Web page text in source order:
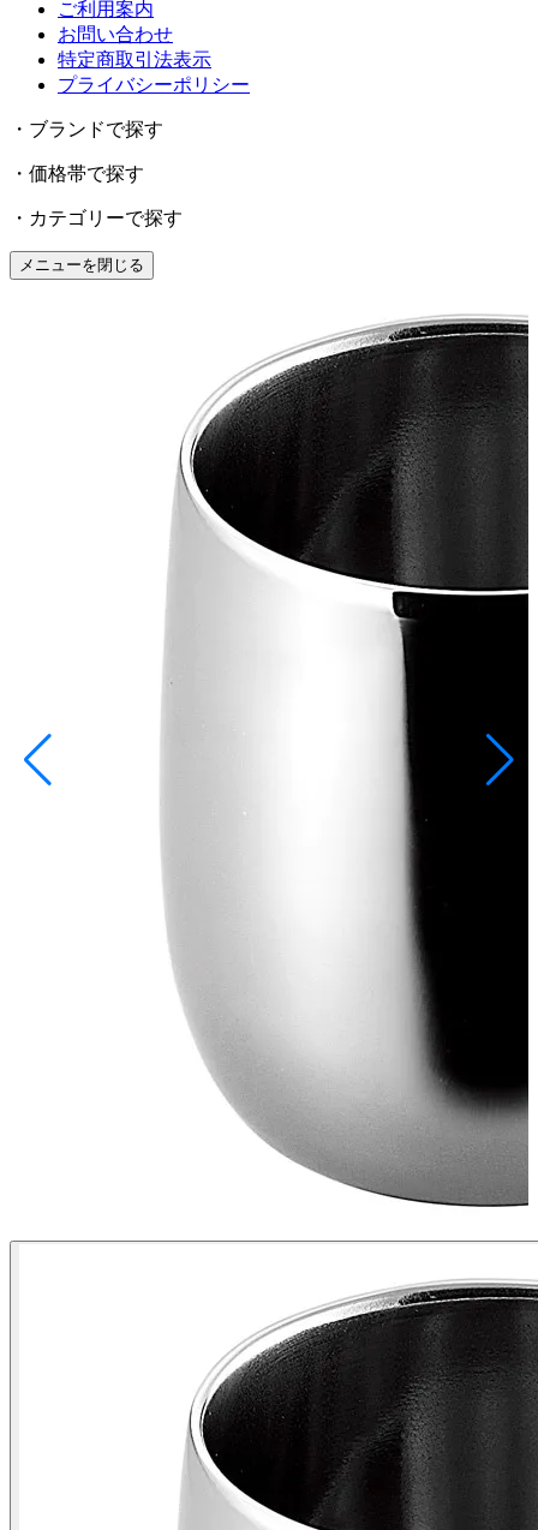
ご利用案内
お問い合わせ
特定商取引法表示
プライバシーポリシー
・ブランドで探す
・価格帯で探す
・カテゴリーで探す
メニューを閉じる